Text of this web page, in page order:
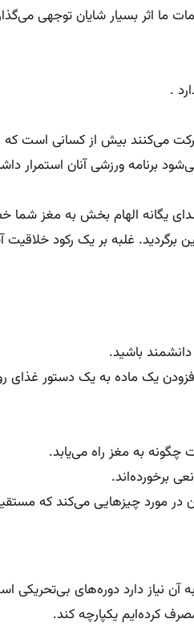
اثر بسیار شایان توجهی
می‌کنند بیش از کسانی است
برنامه ورزشی آنان استمرار
یگانه الهام بخش به مغز شما
غلبه بر یک رکود
باشید.
یک ماده به یک دستور غذای
به مغز راه می‌یابد.
برخورده‌اند.
مورد چیز‌هایی می‌کند که
آن نیاز دارد دوره‌های
کرده‌ایم یکپارچه کند.